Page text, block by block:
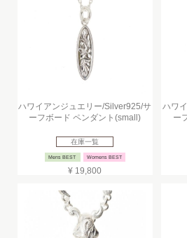
ハワイアンジュエリー/Silver925/サ
ーフボード ペンダント(small)
在庫一覧
Mens BEST Womens BEST
¥ 19,800
ハワ
ー